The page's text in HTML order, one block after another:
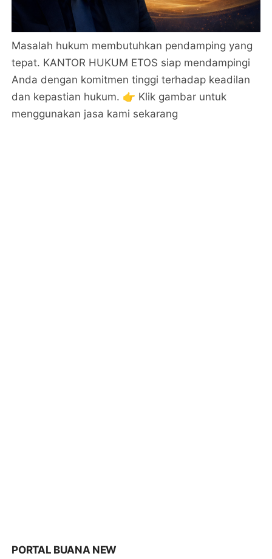
Masalah hukum membutuhkan pendamping yang
tepat. KANTOR HUKUM ETOS siap mendampingi
Anda dengan komitmen tinggi terhadap keadilan
dan kepastian hukum. 👉 Klik gambar untuk
menggunakan jasa kami sekarang
PORTAL BUANA NEW